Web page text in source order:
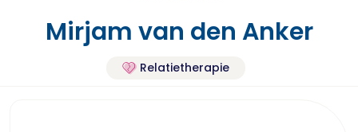
Mirjam van den Anker
Relatietherapie